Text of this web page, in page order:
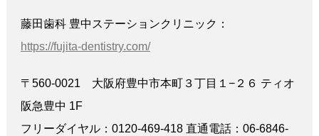
藤田歯科 豊中ステーションクリニック：
https://fujita-dentistry.com/
〒560-0021 大阪府豊中市本町３丁目１−２６ ティオ
阪急豊中 1F
フリーダイヤル：0120-469-418 直通電話：06-6846-